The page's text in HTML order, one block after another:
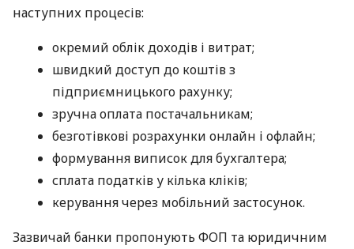
наступних процесів:
окремий облік доходів і витрат;
швидкий доступ до коштів з
підприємницького рахунку;
зручна оплата постачальникам;
безготівкові розрахунки онлайн і офлайн;
формування виписок для бухгалтера;
сплата податків у кілька кліків;
керування через мобільний застосунок.
Зазвичай банки пропонують ФОП та юридичним